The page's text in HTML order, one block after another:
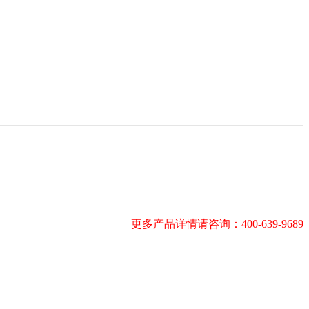
更多产品详情请咨询：400-639-9689